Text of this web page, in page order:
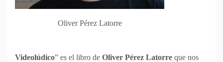
Oliver Pérez Latorre
Videolúdico” es el libro de Oliver Pérez Latorre que nos